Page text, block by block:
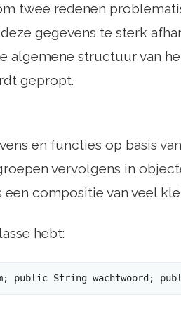
twee redenen
gegevens te sterk
algemene structuur van
gepropt.
en functies op basis
vervolgens in
compositie van veel
hebt:
public String wachtwoord;